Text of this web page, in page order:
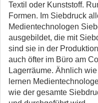
Textil oder Kunststoff.
Formen. Im Siebdruck
Medientechnologen
ausgebildet, die mit
sind sie in der
auch öfter im Büro am
Lagerräume. Ähnlich wie
lernen
wie der gesamte